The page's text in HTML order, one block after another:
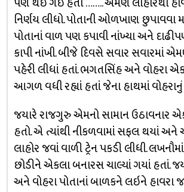
નિર્ણય લીધો. પોતાની ઓળખાણ
પોતાનાં વાળ પણ કપાવી નાંખ્યા અને
કાપી નાંખી. બીજે દિવસે સવાર સવારમાં
પહેરી લીધાં હતાં. ભગતસિંહ અને વોહરા
આગળ વધી રહ્યાં હતાં જેના હાથમાં
જયારે રાજગુરુ એમનો સામાન ઉઠાવનાર
હતો. એ ત્યાંથી નીકળવામાં સફલ થયાં
લાહોર જવાં વાળી ટ્રેન પકડી લીધી.
છોડીને એકલા બનારસ ચાલ્યાં ગયાં હતાં.
અને વોહરા પોતાનાં બાળકને લઇને હાવરા